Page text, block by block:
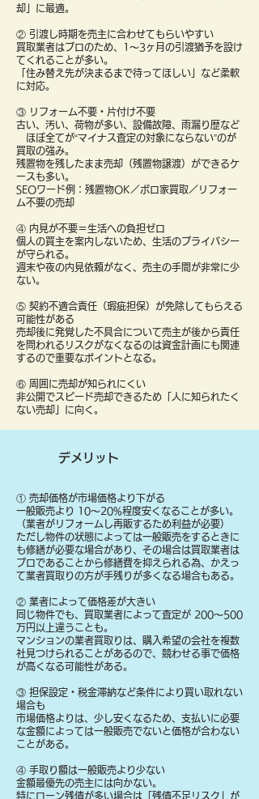
却」に最適。
② 引渡し時期を売主に合わせてもらいやすい
買取業者はプロのため、1〜3ヶ月の引渡猶予を設け
てくれることが多い。
「住み替え先が決まるまで待ってほしい」など柔軟
に対応。
③ リフォーム不要・片付け不要
古い、汚い、荷物が多い、設備故障、雨漏り歴など
ほぼ全てが“マイナス査定の対象にならない”のが
買取の強み。
残置物を残したまま売却（残置物譲渡）ができるケ
ースも多い。
SEOワード例：残置物OK／ボロ家買取／リフォー
ム不要の売却
④ 内見が不要＝生活への負担ゼロ
個人の買主を案内しないため、生活のプライバシー
が守られる。
週末や夜の内見依頼がなく、売主の手間が非常に少
ない。
⑤ 契約不適合責任（瑕疵担保）が免除してもらえる
可能性がある
売却後に発覚した不具合について売主が後から責任
を問われるリスクがなくなるのは資金計画にも関連
するので重要なポイントとなる。
⑥ 周囲に売却が知られにくい
非公開でスピード売却できるため「人に知られたく
ない売却」に向く。
デメリット
① 売却価格が市場価格より下がる
一般販売より 10〜20%程度安くなることが多い。
（業者がリフォームし再販するため利益が必要）
ただし物件の状態によっては一般販売をするときに
も修繕が必要な場合があり、その場合は買取業者は
プロであることから修繕費を抑えられる為、かえっ
て業者買取りの方が手残りが多くなる場合もある。
② 業者によって価格差が大きい
同じ物件でも、買取業者によって査定が 200〜500
万円以上違うことも。
マンションの業者買取りは、購入希望の会社を複数
社見つけられることがあるので、競わせる事で価格
が高くなる可能性がある。
③ 担保設定・税金滞納など条件により買い取れない
場合も
​市場価格よりは、少し安くなるため、支払いに必要
な金額によっては一般販売でないと価格が合わない
ことがある。
④ 手取り額は一般販売より少ない
金額最優先の売主には向かない。
特にローン残債が多い場合は「残債不足リスク」が